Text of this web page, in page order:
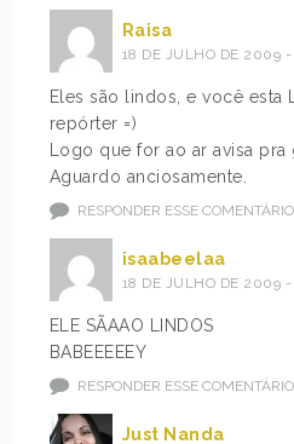
Raisa
18 DE JULHO DE 2009
Eles são lindos, e você esta
repórter =)
Logo que for ao ar avisa pra
Aguardo anciosamente.
RESPONDER ESSE COMENTÁRIO
isaabeelaa
18 DE JULHO DE 2009
ELE SÃAAO LINDOS
BABEEEEEY
RESPONDER ESSE COMENTÁRIO
Just Nanda